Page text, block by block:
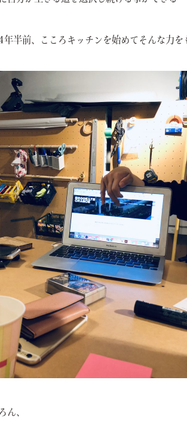
年半前、こころキッチンを始めてそんな力を
ん、